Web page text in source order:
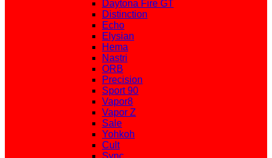
Daytona Fire GT
Distinction
Echo
Elysian
Hema
Nastri
ORB
Precision
Sport 90
Vapor8
Vapor Z
Sale
Yohkoh
Cult
Sync